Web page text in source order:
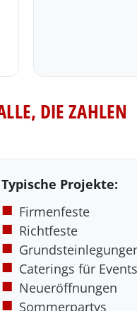
DIE ZAHLEN
Typische Projekte:
Firmenfeste
Richtfeste
Caterings für Events
Neueröffnungen
Sommerpartys